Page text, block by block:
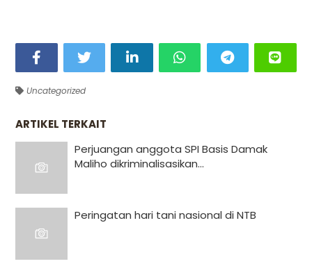
Uncategorized
ARTIKEL TERKAIT
Perjuangan anggota SPI Basis Damak
Maliho dikriminalisasikan...
Peringatan hari tani nasional di NTB